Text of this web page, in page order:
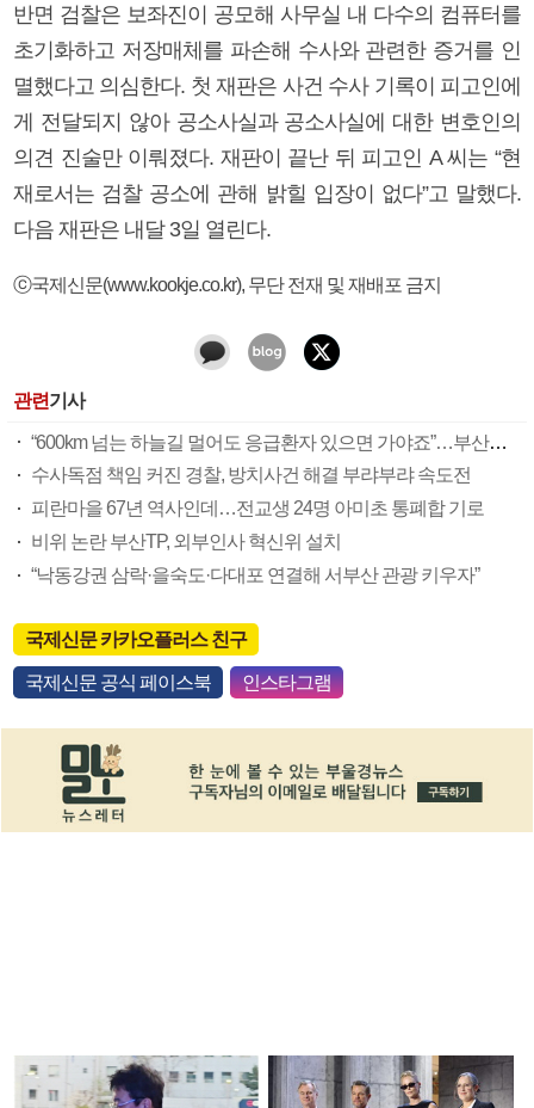
반면 검찰은 보좌진이 공모해 사무실 내 다수의 컴퓨터를
초기화하고 저장매체를 파손해 수사와 관련한 증거를 인
멸했다고 의심한다. 첫 재판은 사건 수사 기록이 피고인에
게 전달되지 않아 공소사실과 공소사실에 대한 변호인의
의견 진술만 이뤄졌다. 재판이 끝난 뒤 피고인 A 씨는 “현
재로서는 검찰 공소에 관해 밝힐 입장이 없다”고 말했다.
다음 재판은 내달 3일 열린다.
ⓒ국제신문(www.kookje.co.kr), 무단 전재 및 재배포 금지
관련기사
“600km 넘는 하늘길 멀어도 응급환자 있으면 가야죠”…부산소방항공대 활약상 눈길
수사독점 책임 커진 경찰, 방치사건 해결 부랴부랴 속도전
피란마을 67년 역사인데…전교생 24명 아미초 통폐합 기로
비위 논란 부산TP, 외부인사 혁신위 설치
“낙동강권 삼락·을숙도·다대포 연결해 서부산 관광 키우자”
국제신문 카카오플러스 친구
국제신문 공식 페이스북 인스타그램